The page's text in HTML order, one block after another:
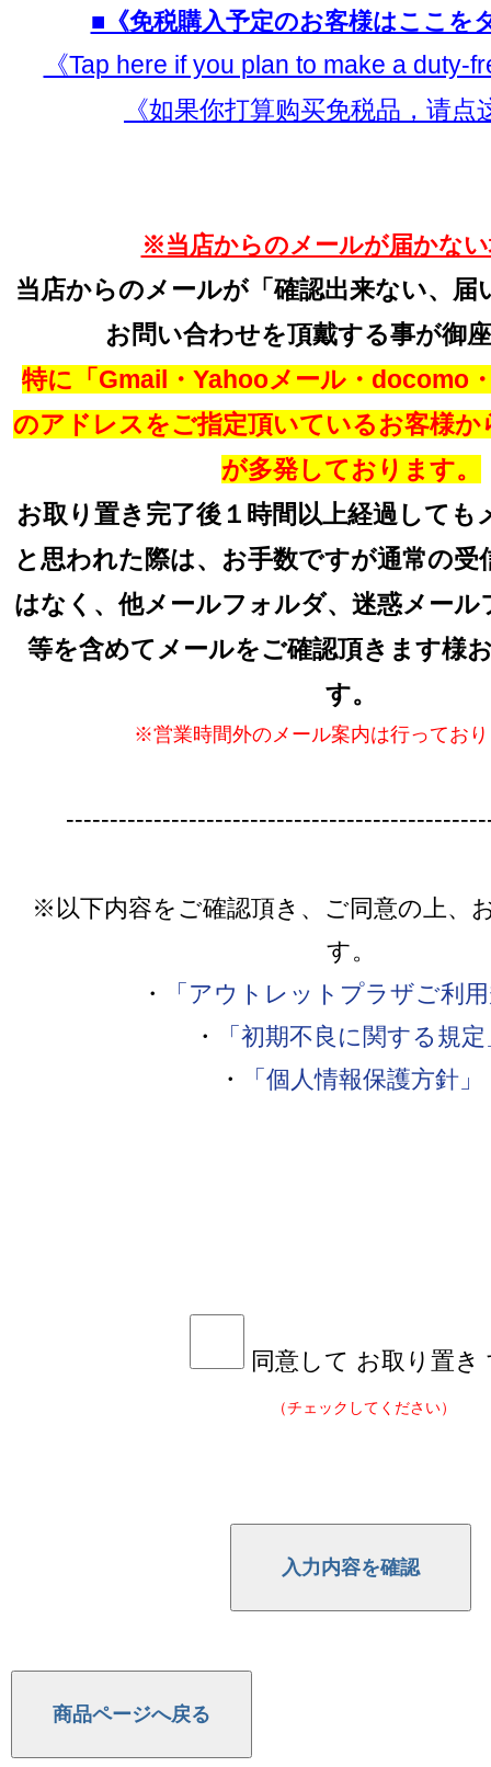
■《免税購入予定のお客様はここを
《Tap here if you plan to make a duty-
《如果你打算购买免税品，请点
※当店からのメールが届かな
当店からのメールが「確認出来ない、届
お問い合わせを頂戴する事が御
特に「Gmail・Yahooメール・docomo
のアドレスをご指定頂いているお客様
が多発しております。
お取り置き完了後１時間以上経過しても
と思われた際は、お手数ですが通常の
はなく、他メールフォルダ、迷惑メール
等を含めてメールをご確認頂きます様
す。
※営業時間外のメール案内は行ってお
※以下内容をご確認頂き、ご同意の上、
す。
・
「アウトレットプラザご利
・
「初期不良に関する規定
・
「個人情報保護方針」
同意して お取り置き
（チェックしてください）